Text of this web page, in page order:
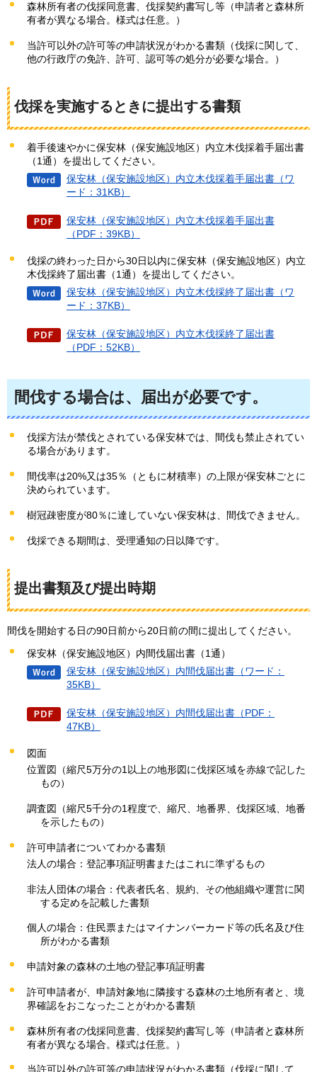
森林所有者の伐採同意書、伐採契約書写し等（申請者と森林所
有者が異なる場合。様式は任意。）
当許可以外の許可等の申請状況がわかる書類（伐採に関して、
他の行政庁の免許、許可、認可等の処分が必要な場合。）
伐採を実施するときに提出する書類
着手後速やかに保安林（保安施設地区）内立木伐採着手届出書
（1通）を提出してください。
保安林（保安施設地区）内立木伐採着手届出書（ワ
ード：31KB）
保安林（保安施設地区）内立木伐採着手届出書
（PDF：39KB）
伐採の終わった日から30日以内に保安林（保安施設地区）内立
木伐採終了届出書（1通）を提出してください。
保安林（保安施設地区）内立木伐採終了届出書（ワ
ード：37KB）
保安林（保安施設地区）内立木伐採終了届出書
（PDF：52KB）
間伐する場合は、届出が必要です。
伐採方法が禁伐とされている保安林では、間伐も禁止されてい
る場合があります。
間伐率は20%又は35％（ともに材積率）の上限が保安林ごとに
決められています。
樹冠疎密度が80％に達していない保安林は、間伐できません。
伐採できる期間は、受理通知の日以降です。
提出書類及び提出時期
間伐を開始する日の90日前から20日前の間に提出してください。
保安林（保安施設地区）内間伐届出書（1通）
保安林（保安施設地区）内間伐届出書（ワード：
35KB）
保安林（保安施設地区）内間伐届出書（PDF：
47KB）
図面
位置図（縮尺5万分の1以上の地形図に伐採区域を赤線で記した
もの）
調査図（縮尺5千分の1程度で、縮尺、地番界、伐採区域、地番
を示したもの）
許可申請者についてわかる書類
法人の場合：登記事項証明書またはこれに準ずるもの
非法人団体の場合：代表者氏名、規約、その他組織や運営に関
する定めを記載した書類
個人の場合：住民票またはマイナンバーカード等の氏名及び住
所がわかる書類
申請対象の森林の土地の登記事項証明書
許可申請者が、申請対象地に隣接する森林の土地所有者と、境
界確認をおこなったことがわかる書類
森林所有者の伐採同意書、伐採契約書写し等（申請者と森林所
有者が異なる場合。様式は任意。）
当許可以外の許可等の申請状況がわかる書類（伐採に関して、